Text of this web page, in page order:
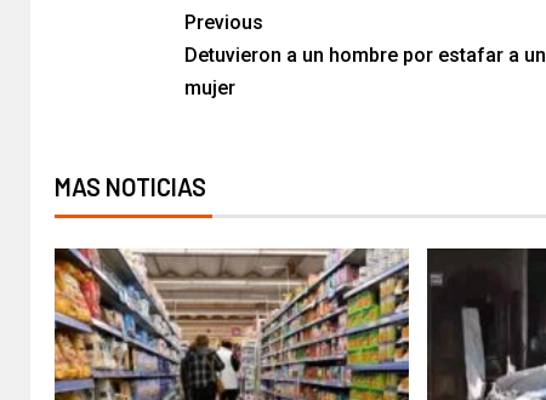
Previous
Detuvieron a un hombre por estafar a
mujer​
MAS NOTICIAS